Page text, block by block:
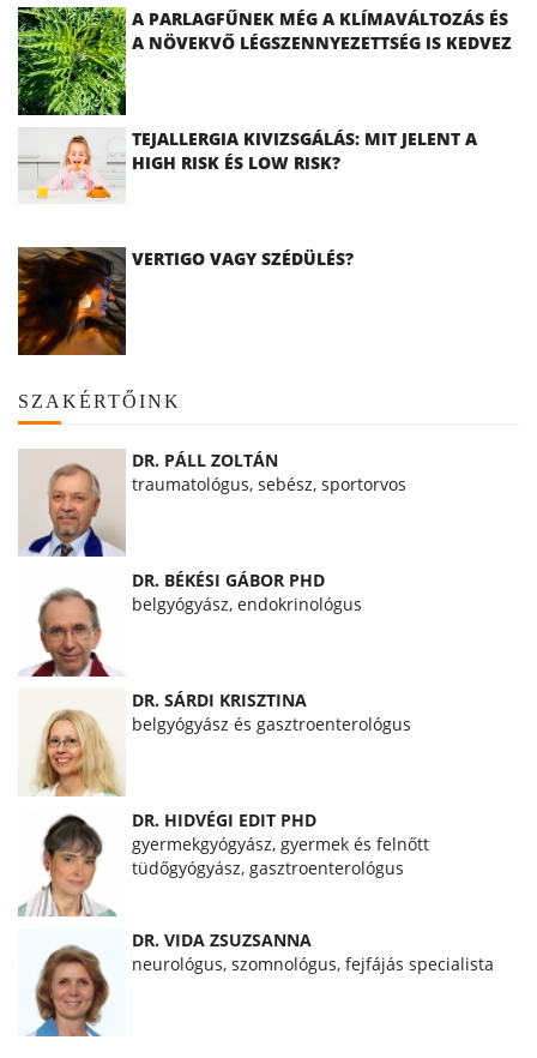
A PARLAGFŰNEK MÉG A KLÍMAVÁLTOZÁS ÉS
A NÖVEKVŐ LÉGSZENNYEZETTSÉG IS KEDVEZ
TEJALLERGIA KIVIZSGÁLÁS: MIT JELENT A
HIGH RISK ÉS LOW RISK?
VERTIGO VAGY SZÉDÜLÉS?
SZAKÉRTŐINK
DR. PÁLL ZOLTÁN
traumatológus, sebész, sportorvos
DR. BÉKÉSI GÁBOR PHD
belgyógyász, endokrinológus
DR. SÁRDI KRISZTINA
belgyógyász és gasztroenterológus
DR. HIDVÉGI EDIT PHD
gyermekgyógyász, gyermek és felnőtt
tüdőgyógyász, gasztroenterológus
DR. VIDA ZSUZSANNA
neurológus, szomnológus, fejfájás specialista